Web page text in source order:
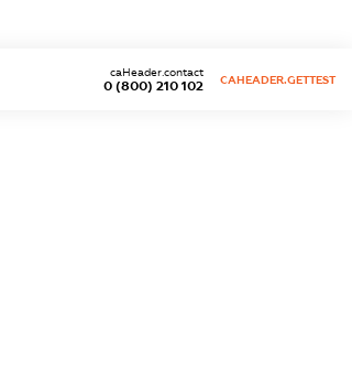
0 (800) 210 102
caHeader.contact
CAHEADER.GETTEST